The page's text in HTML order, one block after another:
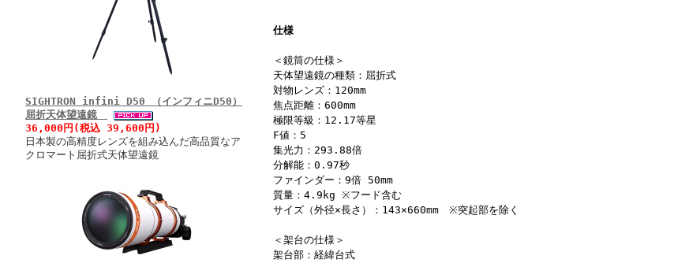
SIGHTRON infini D50 （インフィニD50）
屈折天体望遠鏡
36,000円(税込 39,600円)
日本製の高精度レンズを組み込んだ高品質なア
クロマート屈折式天体望遠鏡
仕様
＜鏡筒の仕様＞
天体望遠鏡の種類：屈折式
対物レンズ：120mm
焦点距離：600mm
極限等級：12.17等星
F値：5
集光力：293.88倍
分解能：0.97秒
ファインダー：9倍 50mm
質量：4.9kg ※フード含む
サイズ（外径×長さ）：143×660mm ※突起部を除く
＜架台の仕様＞
架台部：経緯台式